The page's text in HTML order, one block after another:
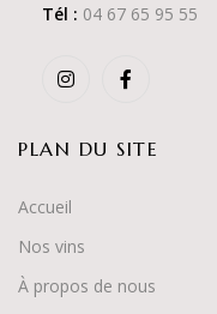
Tél : 04 67 65 95 55
PLAN DU SITE
Accueil
Nos vins
À propos de nous